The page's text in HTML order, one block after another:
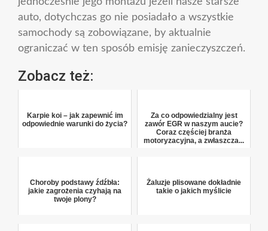
auto, dotychczas go nie posiadało a wszystkie
samochody są zobowiązane, by aktualnie
ograniczać w ten sposób emisję zanieczyszczeń.
Zobacz też:
Karpie koi – jak zapewnić im
odpowiednie warunki do życia?
Za co odpowiedzialny jest
zawór EGR w naszym aucie?
Coraz częściej branża
motoryzacyjna, a zwłaszcza...
Choroby podstawy źdźbła:
jakie zagrożenia czyhają na
twoje plony?
Żaluzje plisowane dokładnie
takie o jakich myślicie